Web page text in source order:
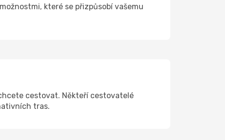
které se přizpůsobí vašemu
cestovat. Někteří cestovatelé
tras.